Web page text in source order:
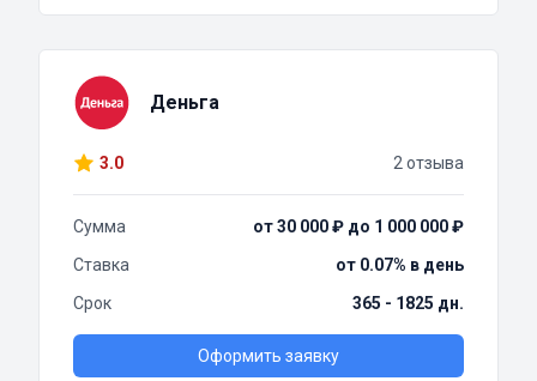
Деньга
3.0 2 отзыва
Сумма
от 30 000 ₽ до 1 000 000 ₽
Ставка
от 0.07% в день
Срок
365 - 1825 дн.
Оформить заявку